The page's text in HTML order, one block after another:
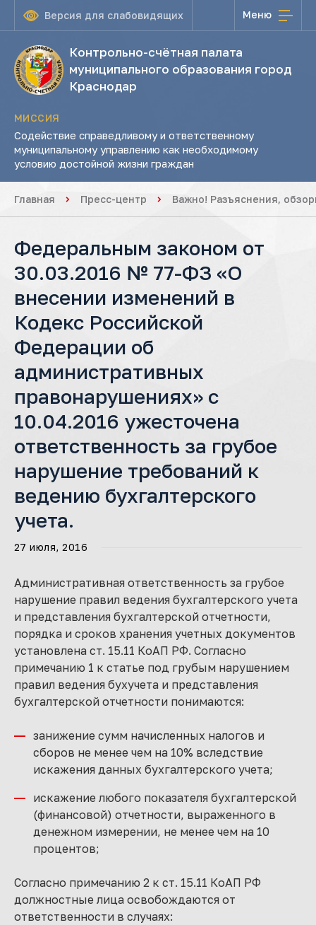
Версия для слабовидящих Меню
Контрольно-счётная палата
муниципального образования город
Краснодар
МИССИЯ
Содействие справедливому и ответственному
муниципальному управлению как необходимому
условию достойной жизни граждан
Главная Пресс-центр Важно! Разъяснения,
Федеральным законом от
30.03.2016 № 77-ФЗ «О
внесении изменений в
Кодекс Российской
Федерации об
административных
правонарушениях» с
10.04.2016 ужесточена
ответственность за грубое
нарушение требований к
ведению бухгалтерского
учета.
27 июля, 2016
Административная ответственность за грубое
нарушение правил ведения бухгалтерского учета
и представления бухгалтерской отчетности,
порядка и сроков хранения учетных документов
установлена ст. 15.11 КоАП РФ. Согласно
примечанию 1 к статье под грубым нарушением
правил ведения бухучета и представления
бухгалтерской отчетности понимаются:
занижение сумм начисленных налогов и
сборов не менее чем на 10% вследствие
искажения данных бухгалтерского учета;
искажение любого показателя бухгалтерской
(финансовой) отчетности, выраженного в
денежном измерении, не менее чем на 10
процентов;
Согласно примечанию 2 к ст. 15.11 КоАП РФ
должностные лица освобождаются от
ответственности в случаях: